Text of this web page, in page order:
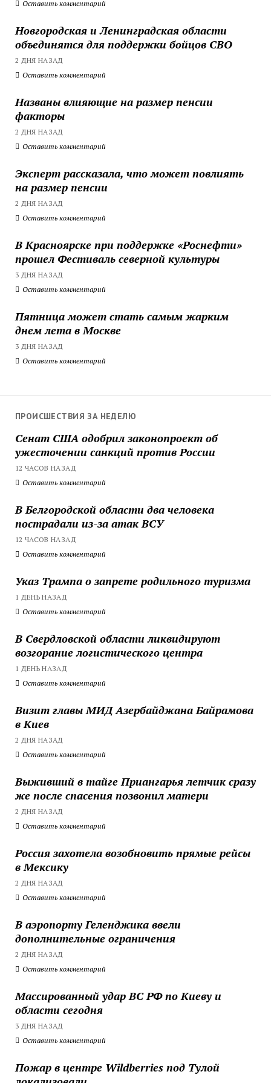
Оставить комментарий
Новгородская и Ленинградская области
объединятся для поддержки бойцов СВО
2 ДНЯ НАЗАД
Оставить комментарий
Названы влияющие на размер пенсии
факторы
2 ДНЯ НАЗАД
Оставить комментарий
Эксперт рассказала, что может повлиять
на размер пенсии
2 ДНЯ НАЗАД
Оставить комментарий
В Красноярске при поддержке «Роснефти»
прошел Фестиваль северной культуры
3 ДНЯ НАЗАД
Оставить комментарий
Пятница может стать самым жарким
днем лета в Москве
3 ДНЯ НАЗАД
Оставить комментарий
ПРОИСШЕСТВИЯ ЗА НЕДЕЛЮ
Сенат США одобрил законопроект об
ужесточении санкций против России
12 ЧАСОВ НАЗАД
Оставить комментарий
В Белгородской области два человека
пострадали из-за атак ВСУ
12 ЧАСОВ НАЗАД
Оставить комментарий
Указ Трампа о запрете родильного туризма
1 ДЕНЬ НАЗАД
Оставить комментарий
В Свердловской области ликвидируют
возгорание логистического центра
1 ДЕНЬ НАЗАД
Оставить комментарий
Визит главы МИД Азербайджана Байрамова
в Киев
2 ДНЯ НАЗАД
Оставить комментарий
Выживший в тайге Приангарья летчик сразу
же после спасения позвонил матери
2 ДНЯ НАЗАД
Оставить комментарий
Россия захотела возобновить прямые рейсы
в Мексику
2 ДНЯ НАЗАД
Оставить комментарий
В аэропорту Геленджика ввели
дополнительные ограничения
2 ДНЯ НАЗАД
Оставить комментарий
Массированный удар ВС РФ по Киеву и
области сегодня
3 ДНЯ НАЗАД
Оставить комментарий
Пожар в центре Wildberries под Тулой